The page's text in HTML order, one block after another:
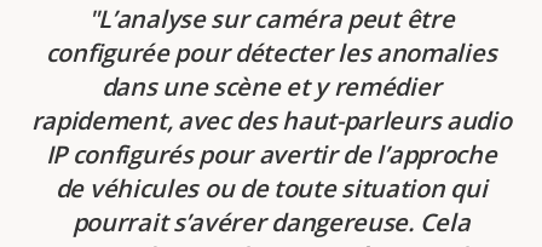
L’analyse sur caméra peut être
configurée pour détecter les anomalies
dans une scène et y remédier
rapidement, avec des haut-parleurs audio
IP configurés pour avertir de l’approche
de véhicules ou de toute situation qui
pourrait s’avérer dangereuse. Cela